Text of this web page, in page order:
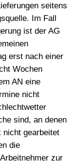
seitens
Im Fall
ist der AG
erst nach einer
Wochen
AN eine
nicht
sind, an denen
nicht gearbeitet
die
zur